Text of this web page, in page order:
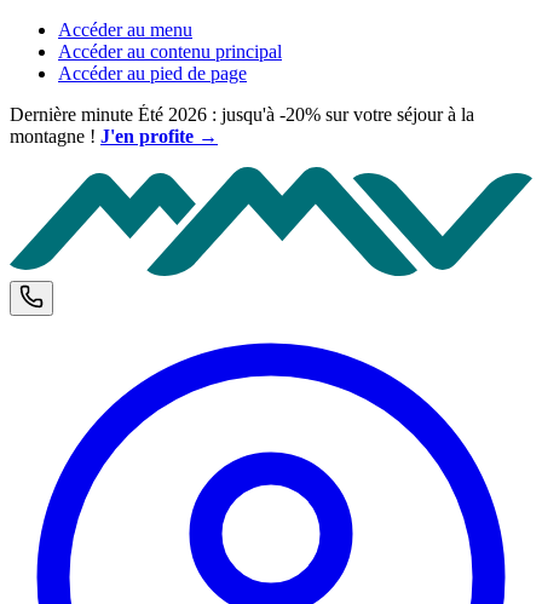
Accéder au menu
Accéder au contenu principal
Accéder au pied de page
Dernière minute Été 2026 : jusqu'à -20% sur votre séjour à la
montagne ! J'en profite →
Téléphone et horaires d'ouverture